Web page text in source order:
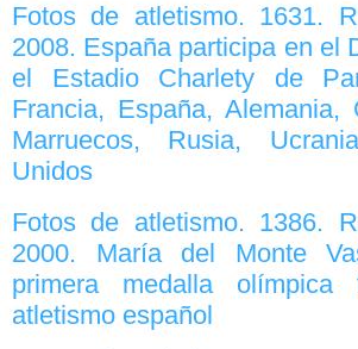
Fotos de atletismo. 1631.
2008. España participa en el
el Estadio Charlety de
Francia, España, Alemania,
Marruecos, Rusia,
Unidos
Fotos de atletismo. 1386.
2000. María del Monte
primera medalla olímpica
atletismo español